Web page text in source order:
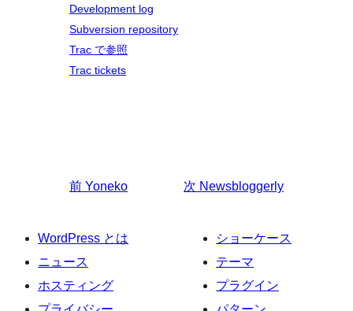
Development log
Subversion repository
Trac で参照
Trac tickets
前 Yoneko 次 Newsbloggerly
WordPress とは
ニュース
ホスティング
ショーケース
テーマ
プラグイン